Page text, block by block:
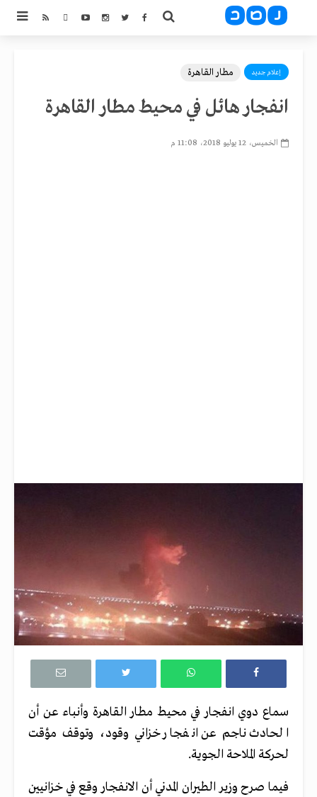
إعلام جديد مطار القاهرة
انفجار هائل في محيط مطار القاهرة
الخميس، 12 يوليو 2018، 11:08 م
سماع دوي انفجار في محيط مطار القاهرة وأنباء عن أن
الحادث ناجم عن انفجار خزاني وقود، وتوقف مؤقت
لحركة الملاحة الجوية.
فيما صرح وزير الطيران المدني أن الانفجار وقع في خزانيين